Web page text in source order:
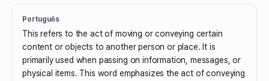
Português
This refers to the act of moving or conveying certain
content or objects to another person or place. It is
primarily used when passing on information, messages, or
physical items. This word emphasizes the act of conveying